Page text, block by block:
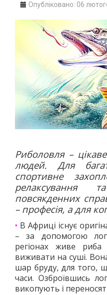
Опубліковано: 06
Риболовля –
людей. Для
спортивне
релаксування
повсякденних
– професія, а для
• В Африці існує
– за допомогою
регіонах живе
виживати на суші.
шар бруду, для того,
часи. Озброївшись
викопують і